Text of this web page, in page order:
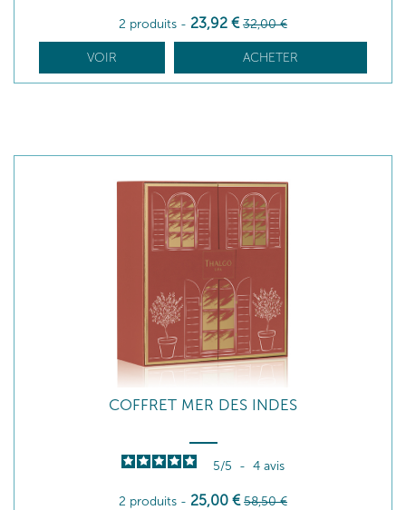
2 produits - 23,92 € 32,00 €
VOIR ACHETER
COFFRET MER DES INDES
5/5 - 4 avis
2 produits - 25,00 € 58,50 €